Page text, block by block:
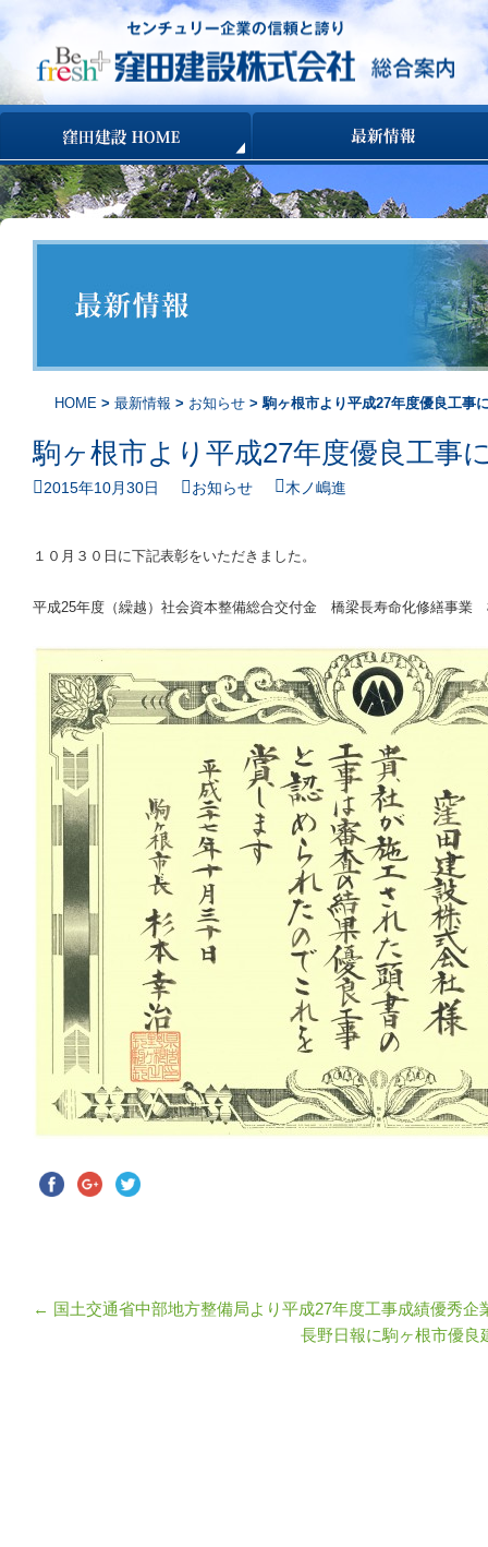
コンテンツへ移動
HOME > 最新情報 > お知らせ > 駒ヶ根市より平成27年度優良工事
駒ヶ根市より平成27年度優良工事
2015年10月30日 お知らせ 木ノ嶋進
１０月３０日に下記表彰をいただきました。
平成25年度（繰越）社会資本整備総合交付金 橋梁長寿命化修繕事業
← 国土交通省中部地方整備局より平成27年度工事成績優秀企
長野日報に駒ヶ根市優